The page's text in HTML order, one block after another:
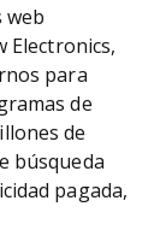
web
Electronics,
para
de
de
búsqueda
pagada,